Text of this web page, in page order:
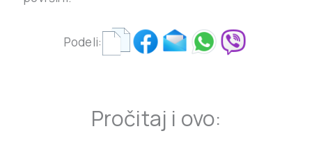
Podeli:
Pročitaj i ovo: